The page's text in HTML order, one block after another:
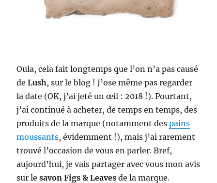
Oula, cela fait longtemps que l’on n’a pas causé
de Lush, sur le blog ! J’ose même pas regarder
la date (OK, j’ai jeté un œil : 2018 !). Pourtant,
j’ai continué à acheter, de temps en temps, des
produits de la marque (notamment despains
moussants, évidemment !), mais j’ai rarement
trouvé l’occasion de vous en parler. Bref,
aujourd’hui, je vais partager avec vous mon avis
sur lesavon Figs & Leaves de la marque.